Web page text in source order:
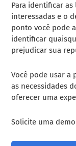
Para identificar as
interessadas e o
ponto você pode
identificar
prejudicar sua
Você pode usar
as necessidades
oferecer uma
Solicite uma